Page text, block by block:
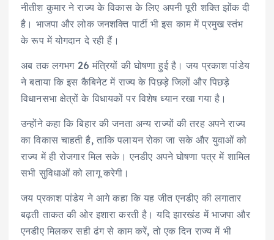
नीतीश कुमार ने राज्य के विकास के लिए अपनी पूरी शक्ति झोंक दी
है। भाजपा और लोक जनशक्ति पार्टी भी इस काम में प्रमुख स्तंभ
के रूप में योगदान दे रही हैं।
अब तक लगभग 26 मंत्रियों की घोषणा हुई है। जय प्रकाश पांडेय
ने बताया कि इस कैबिनेट में राज्य के पिछड़े जिलों और पिछड़े
विधानसभा क्षेत्रों के विधायकों पर विशेष ध्यान रखा गया है।
उन्होंने कहा कि बिहार की जनता अन्य राज्यों की तरह अपने राज्य
का विकास चाहती है, ताकि पलायन रोका जा सके और युवाओं को
राज्य में ही रोजगार मिल सके। एनडीए अपने घोषणा पत्र में शामिल
सभी सुविधाओं को लागू करेगी।
जय प्रकाश पांडेय ने आगे कहा कि यह जीत एनडीए की लगातार
बढ़ती ताकत की ओर इशारा करती है। यदि झारखंड में भाजपा और
एनडीए मिलकर सही ढंग से काम करें, तो एक दिन राज्य में भी